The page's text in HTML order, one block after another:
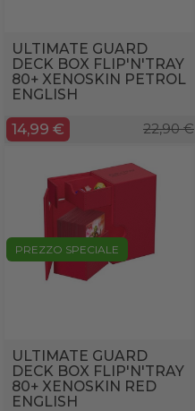
ULTIMATE GUARD
DECK BOX FLIP'N'TRAY
80+ XENOSKIN PETROL
ENGLISH
14,99 € 22,90 €
PREZZO SPECIALE
ULTIMATE GUARD
DECK BOX FLIP'N'TRAY
80+ XENOSKIN RED
ENGLISH